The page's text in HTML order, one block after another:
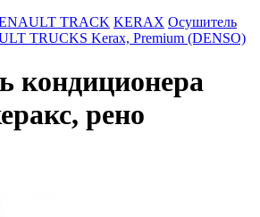
TRACK KERAX Осушитель
TRUCKS Kerax, Premium (DENSO)
кондиционера
рено